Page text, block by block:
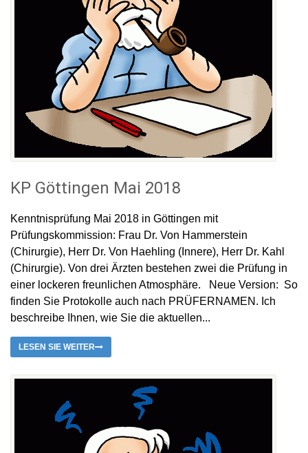
KP Göttingen Mai 2018
Kenntnisprüfung Mai 2018 in Göttingen mit
Prüfungskommission: Frau Dr. Von Hammerstein
(Chirurgie), Herr Dr. Von Haehling (Innere), Herr Dr. Kahl
(Chirurgie). Von drei Ärzten bestehen zwei die Prüfung in
einer lockeren freunlichen Atmosphäre. Neue Version: So
finden Sie Protokolle auch nach PRÜFERNAMEN. Ich
beschreibe Ihnen, wie Sie die aktuellen...
LESEN SIE WEITER